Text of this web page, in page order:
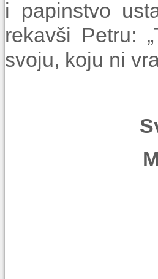
i papinstvo
rekavši Petru:
svoju, koju ni